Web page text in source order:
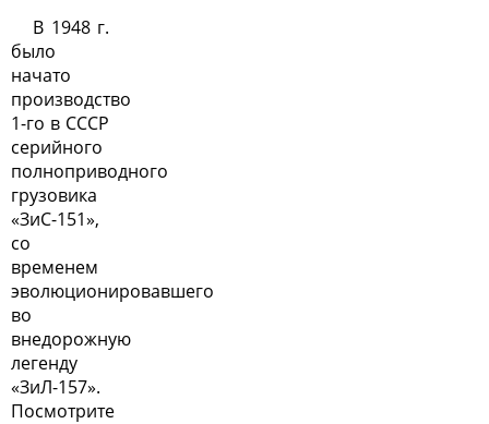
В 1948 г.
было
начато
производство
1-го в СССР
серийного
полноприводного
грузовика
«ЗиС-151»,
со
временем
эволюционировавшего
во
внедорожную
легенду
«ЗиЛ-157».
Посмотрите